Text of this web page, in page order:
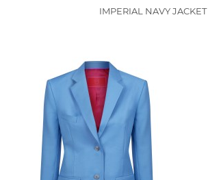
IMPERIAL NAVY JACKET